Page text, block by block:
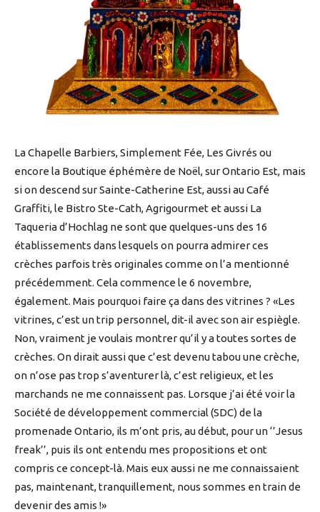
La Chapelle Barbiers, Simplement Fée, Les Givrés ou
encore la Boutique éphémère de Noël, sur Ontario Est, mais
si on descend sur Sainte-Catherine Est, aussi au Café
Graffiti, le Bistro Ste-Cath, Agrigourmet et aussi La
Taqueria d’Hochlag ne sont que quelques-uns des 16
établissements dans lesquels on pourra admirer ces
crèches parfois très originales comme on l’a mentionné
précédemment. Cela commence le 6 novembre,
également. Mais pourquoi faire ça dans des vitrines ? «Les
vitrines, c’est un trip personnel, dit-il avec son air espiègle.
Non, vraiment je voulais montrer qu’il y a toutes sortes de
crèches. On dirait aussi que c’est devenu tabou une crèche,
on n’ose pas trop s’aventurer là, c’est religieux, et les
marchands ne me connaissent pas. Lorsque j’ai été voir la
Société de développement commercial (SDC) de la
promenade Ontario, ils m’ont pris, au début, pour un ‘’Jesus
freak’’, puis ils ont entendu mes propositions et ont
compris ce concept-là. Mais eux aussi ne me connaissaient
pas, maintenant, tranquillement, nous sommes en train de
devenir des amis !»